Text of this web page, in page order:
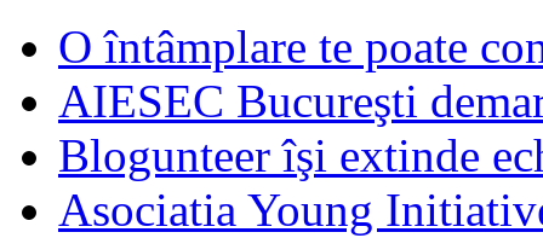
O întâmplare te poate
AIESEC Bucureşti
Blogunteer îşi extinde
Asociatia Young